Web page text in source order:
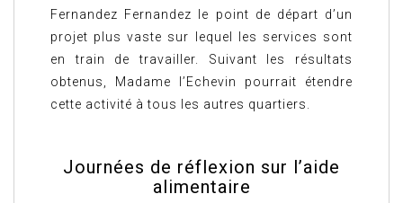
Fernandez Fernandez le point de départ d’un
projet plus vaste sur lequel les services sont
en train de travailler. Suivant les résultats
obtenus, Madame l’Echevin pourrait étendre
cette activité à tous les autres quartiers.
Journées de réflexion sur l’aide
alimentaire